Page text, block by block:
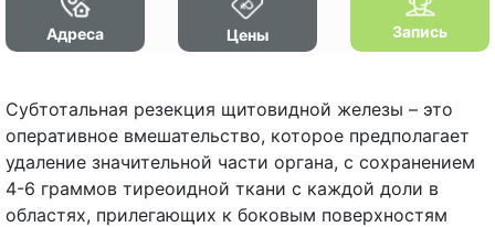
Адреса Цены Запись
Субтотальная резекция щитовидной железы – это
оперативное вмешательство, которое предполагает
удаление значительной части органа, с сохранением
4-6 граммов тиреоидной ткани с каждой доли в
областях, прилегающих к боковым поверхностям